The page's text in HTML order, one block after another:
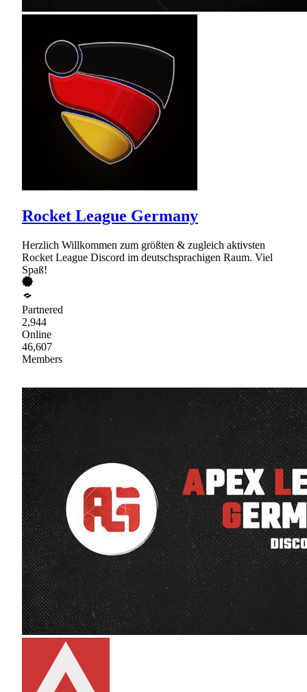
Rocket League Germany
Herzlich Willkommen zum größten & zugleich aktivsten
Rocket League Discord im deutschsprachigen Raum. Viel
Spaß!
Partnered
2,944
Online
46,607
Members